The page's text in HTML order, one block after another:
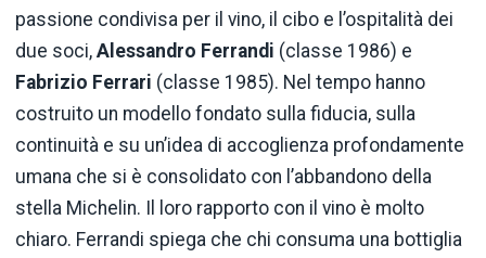
passione condivisa per il vino, il cibo e l’ospitalità dei
due soci, Alessandro Ferrandi (classe 1986) e
Fabrizio Ferrari (classe 1985). Nel tempo hanno
costruito un modello fondato sulla fiducia, sulla
continuità e su un’idea di accoglienza profondamente
umana che si è consolidato con l’abbandono della
stella Michelin. Il loro rapporto con il vino è molto
chiaro. Ferrandi spiega che chi consuma una bottiglia